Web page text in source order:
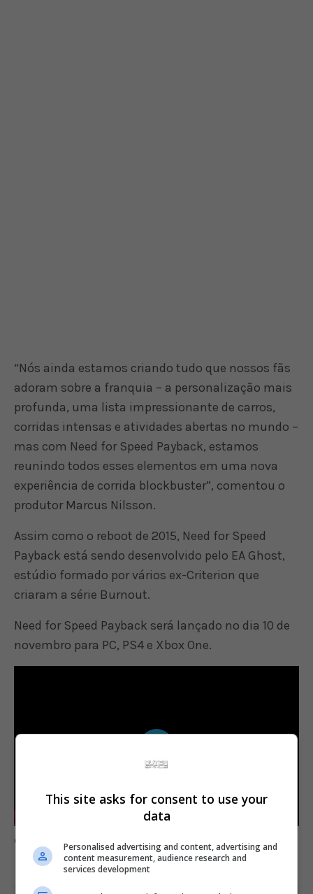
“Nós ainda estamos criando tudo que nossos fãs
adoram sobre a franquia – a personalização mais
profunda, uma lista impressionante de carros,
corridas intensas e atividades abertas no mundo –
mas com Need for Speed Payback, estamos
reunindo todos esses elementos em uma nova
experiência de corrida blockbuster”, comentou o
produtor Marcus Nilsson.
Assim como o reboot de 2015, Need for Speed
Payback está sendo desenvolvido pelo EA Ghost,
estúdio formado por vários ex-Criterion que
criaram a série Burnout.
Need for Speed Payback será lançado no dia 10 de
novembro para PC, PS4 e Xbox One.
-02:57
SettingsEnter
Play
Comente esta notícia no Fórum Outer Space
This site asks for consent to use your
data
Personalised advertising and content, advertising and
content measurement, audience research and
services development